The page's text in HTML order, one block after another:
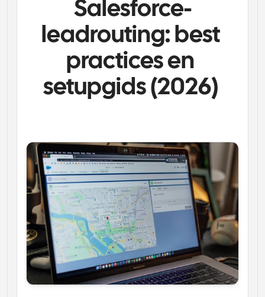
Salesforce-
leadrouting: best
practices en
setupgids (2026)